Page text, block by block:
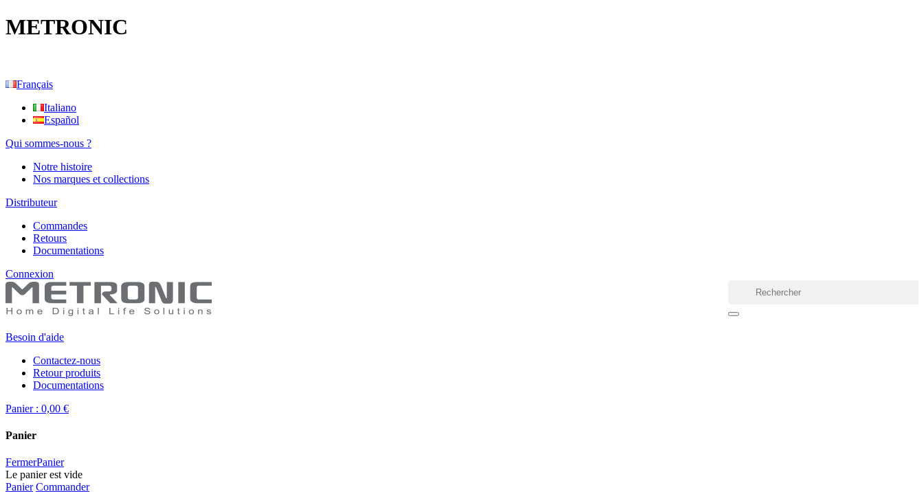
METRONIC
Français
Italiano
Español
Qui sommes-nous ?
Notre histoire
Nos marques et collections
Distributeur
Commandes
Retours
Documentations
Connexion
Besoin d'aide
Contactez-nous
Retour produits
Documentations
Panier : 0,00 €
Panier
FermerPanier
Le panier est vide
Panier Commander